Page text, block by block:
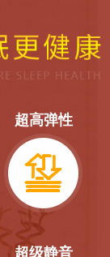
超高弹性
超级静音